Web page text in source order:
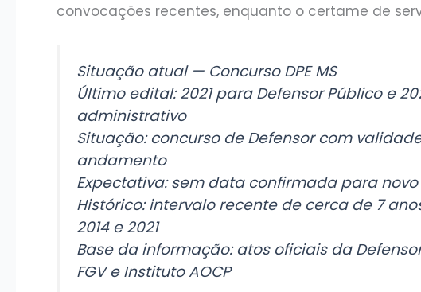
convocações recentes, enquanto o certame de
Situação atual — Concurso DPE MS
Último edital: 2021 para Defensor Público e
administrativo
Situação: concurso de Defensor com
andamento
Expectativa: sem data confirmada para
Histórico: intervalo recente de cerca de 7
2014 e 2021
Base da informação: atos oficiais da
FGV e Instituto AOCP